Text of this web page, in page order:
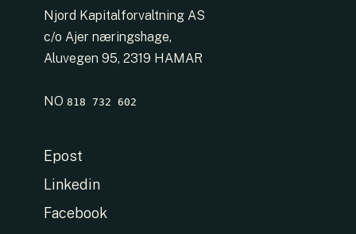
Njord Kapitalforvaltning AS
c/o Ajer næringshage,
Aluvegen 95, 2319 HAMAR
NO 818 732 602
Epost
Linkedin
Facebook